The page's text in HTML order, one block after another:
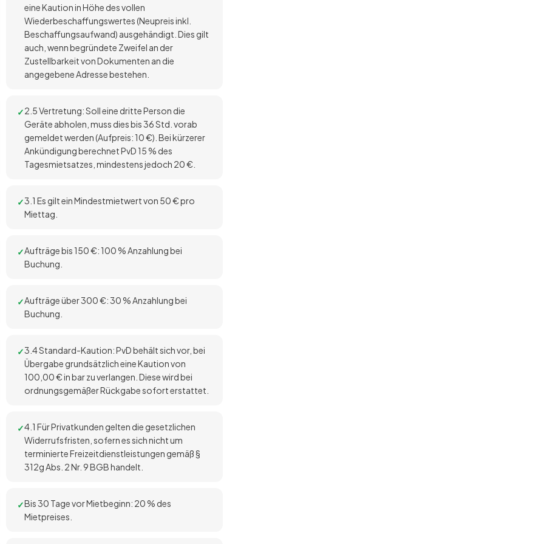
eine Kaution in Höhe des vollen
Wiederbeschaffungswertes (Neupreis inkl.
Beschaffungsaufwand) ausgehändigt. Dies gilt
auch, wenn begründete Zweifel an der
Zustellbarkeit von Dokumenten an die
angegebene Adresse bestehen.
2.5 Vertretung: Soll eine dritte Person die
Geräte abholen, muss dies bis 36 Std. vorab
gemeldet werden (Aufpreis: 10 €). Bei kürzerer
Ankündigung berechnet PvD 15 % des
Tagesmietsatzes, mindestens jedoch 20 €.
3.1 Es gilt ein Mindestmietwert von 50 € pro
Miettag.
Aufträge bis 150 €: 100 % Anzahlung bei
Buchung.
Aufträge über 300 €: 30 % Anzahlung bei
Buchung.
3.4 Standard-Kaution: PvD behält sich vor, bei
Übergabe grundsätzlich eine Kaution von
100,00 € in bar zu verlangen. Diese wird bei
ordnungsgemäßer Rückgabe sofort erstattet.
4.1 Für Privatkunden gelten die gesetzlichen
Widerrufsfristen, sofern es sich nicht um
terminierte Freizeitdienstleistungen gemäß §
312g Abs. 2 Nr. 9 BGB handelt.
Bis 30 Tage vor Mietbeginn: 20 % des
Mietpreises.